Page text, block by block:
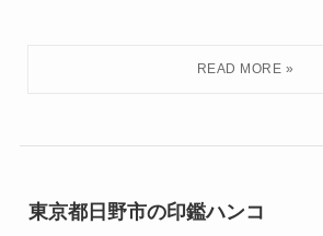
東京都日野市の印鑑ハンコ